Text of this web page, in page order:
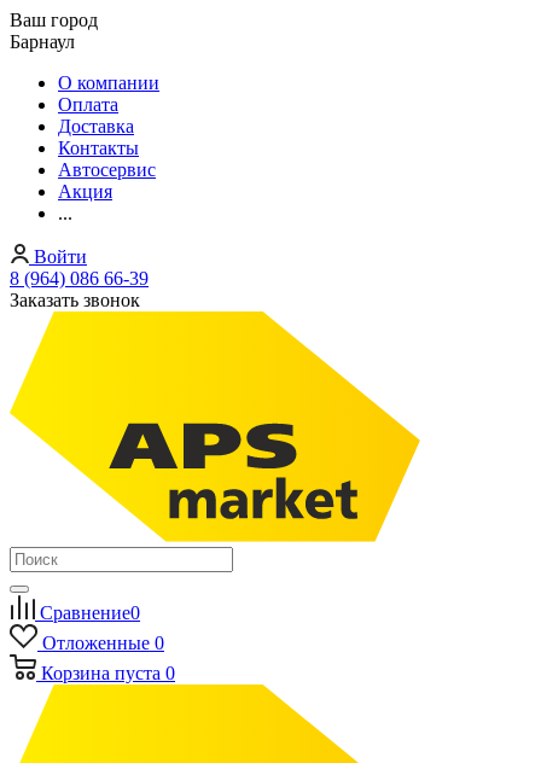
Ваш город
Барнаул
О компании
Оплата
Доставка
Контакты
Автосервис
Акция
...
Войти
8 (964) 086 66-39
Заказать звонок
Сравнение0
Отложенные 0
Корзина пуста 0